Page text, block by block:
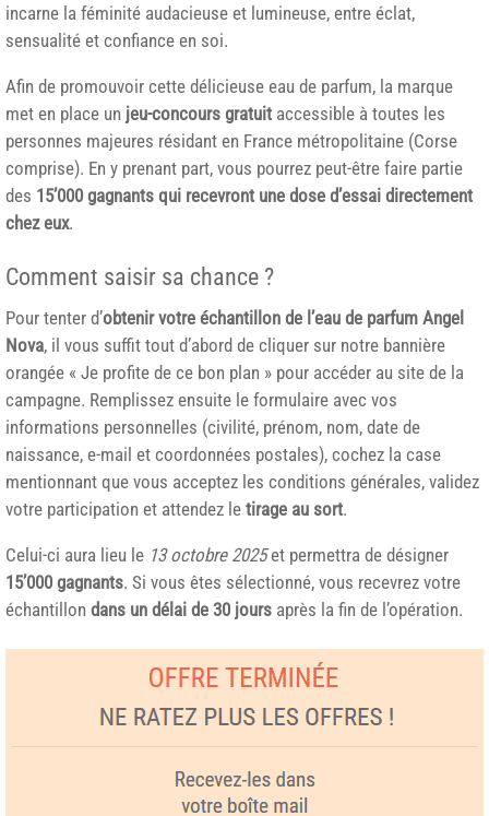
incarne la féminité audacieuse et lumineuse, entre éclat,
sensualité et confiance en soi.
Afin de promouvoir cette délicieuse eau de parfum, la marque
met en place un jeu-concours gratuit accessible à toutes les
personnes majeures résidant en France métropolitaine (Corse
comprise). En y prenant part, vous pourrez peut-être faire partie
des 15’000 gagnants qui recevront une dose d’essai directement
chez eux.
Comment saisir sa chance ?
Pour tenter d’obtenir votre échantillon de l’eau de parfum Angel
Nova, il vous suffit tout d’abord de cliquer sur notre bannière
orangée « Je profite de ce bon plan » pour accéder au site de la
campagne. Remplissez ensuite le formulaire avec vos
informations personnelles (civilité, prénom, nom, date de
naissance, e-mail et coordonnées postales), cochez la case
mentionnant que vous acceptez les conditions générales, validez
votre participation et attendez le tirage au sort.
Celui-ci aura lieu le 13 octobre 2025et permettra de désigner
15’000 gagnants. Si vous êtes sélectionné, vous recevrez votre
échantillon dans un délai de 30 jours après la fin de l’opération.